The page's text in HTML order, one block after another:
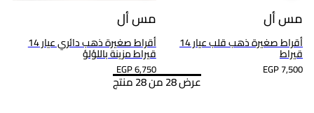
مس أل
أقراط صغيرة ذهب قلب عيار 14
قيراط
EGP 7,500
مس أل
أقراط صغيرة ذهب دائري عيار 14
قيراط مزينة باللؤلؤ
EGP 6,750
عرض 28 من 28 منتج